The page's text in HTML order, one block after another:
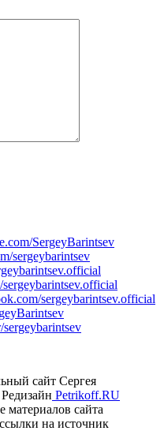
SergeyBarintsev
sergeybarintsev
sergeybarintsev.official
сайт Сергея
Petrikoff.RU
материалов сайта
на источник